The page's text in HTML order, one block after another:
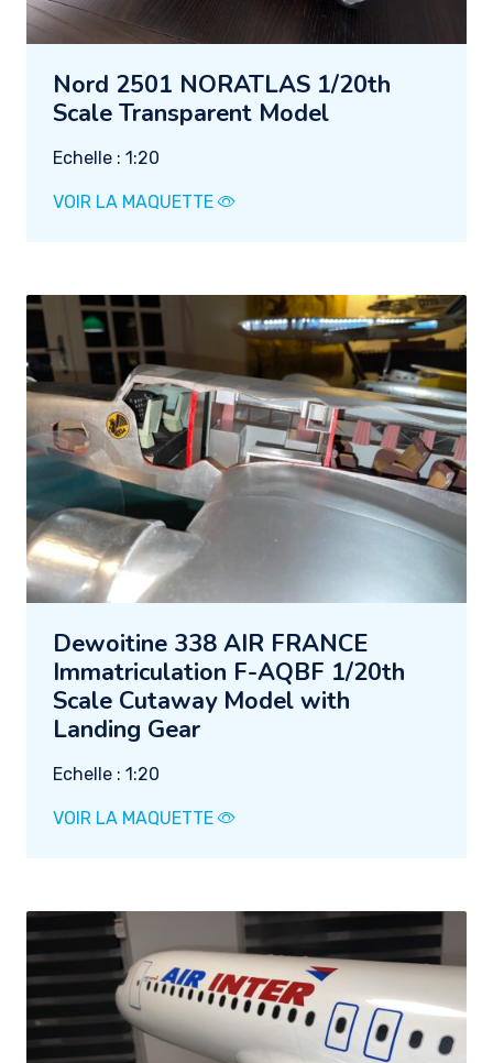
Nord 2501 NORATLAS 1/20th
Scale Transparent Model
Echelle : 1:20
VOIR LA MAQUETTE
Dewoitine 338 AIR FRANCE
Immatriculation F-AQBF 1/20th
Scale Cutaway Model with
Landing Gear
Echelle : 1:20
VOIR LA MAQUETTE